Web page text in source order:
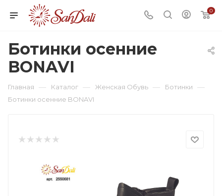
0
Ботинки осенние
BONAVI
Главная — Каталог — Женская Обувь — Ботинки —
Ботинки осенние BONAVI